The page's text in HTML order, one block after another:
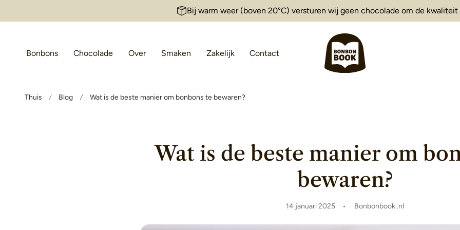
Bij warm weer (boven 20°C) versturen wij geen chocolade om de kwaliteit
Bonbons Chocolade Over Smaken Zakelijk Contact
Thuis Blog Wat is de beste manier om bonbons te bewaren?
Wat is de beste manier om
bewaren?
14 januari 2025 Bonbonbook .nl